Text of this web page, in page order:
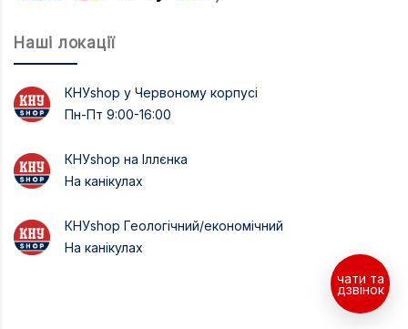
Наші локації
КНУshop у Червоному корпусі
Пн-Пт 9:00-16:00
КНУshop на Іллєнка
На канікулах
КНУshop Геологічний/економічний
На канікулах
чати та
дзвінок